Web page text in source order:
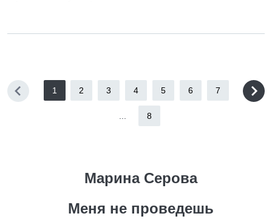
1 2 3 4 5 6 7
8
Марина Серова
Меня не проведешь